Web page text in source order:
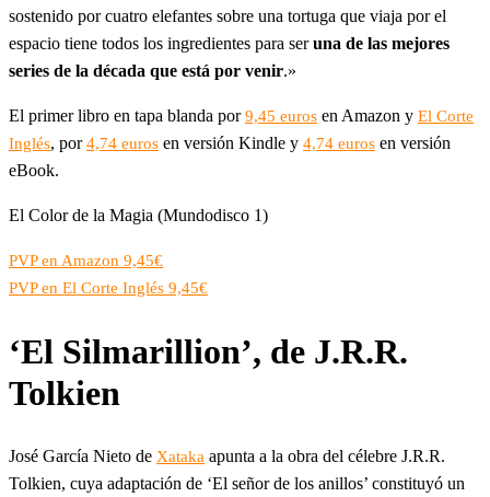
sostenido por cuatro elefantes sobre una tortuga que viaja por el
espacio tiene todos los ingredientes para seruna de las mejores
series de la década que está por venir.»
El primer libro en tapa blanda por9,45 euros en Amazon y El Corte
Inglés, por4,74 euros en versión Kindle y 4,74 euros en versión
eBook.
El Color de la Magia (Mundodisco 1)
PVP en Amazon 9,45€
PVP en El Corte Inglés 9,45€
‘El Silmarillion’, de J.R.R.
Tolkien
José García Nieto de Xataka apunta a la obra del célebre J.R.R.
Tolkien, cuya adaptación de ‘El señor de los anillos’ constituyó un